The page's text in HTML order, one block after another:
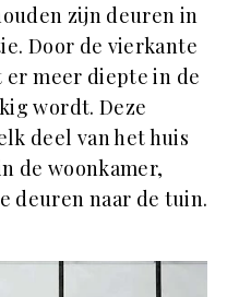
zijn deuren in
Door de vierkante
er meer diepte in de
wordt. Deze
deel van het huis
de woonkamer,
deuren naar de tuin.